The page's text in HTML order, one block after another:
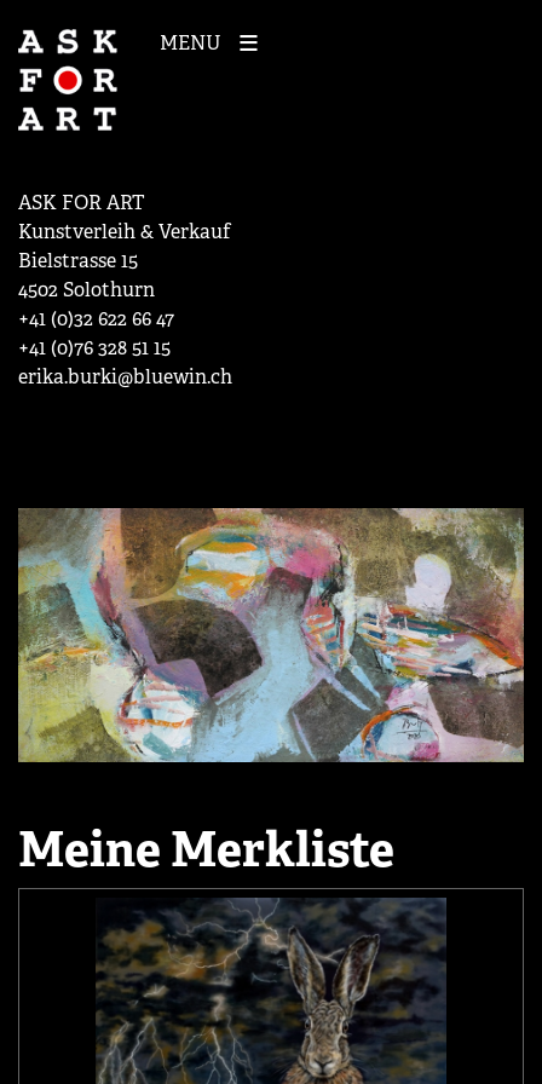
MENU
ASK FOR ART
Kunstverleih & Verkauf
Bielstrasse 15
4502 Solothurn
+41 (0)32 622 66 47
+41 (0)76 328 51 15
erika.burki@bluewin.ch
Meine Merkliste